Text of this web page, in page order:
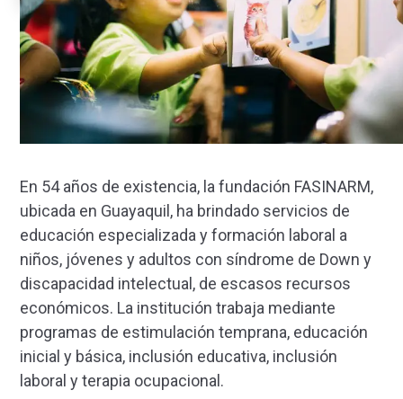
En 54 años de existencia, la fundación FASINARM,
ubicada en Guayaquil, ha brindado servicios de
educación especializada y formación laboral a
niños, jóvenes y adultos con síndrome de Down y
discapacidad intelectual, de escasos recursos
económicos. La institución trabaja mediante
programas de estimulación temprana, educación
inicial y básica, inclusión educativa, inclusión
laboral y terapia ocupacional.